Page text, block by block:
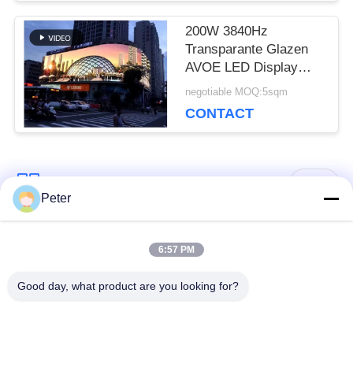
PRIVACYBELEID
200W 3840Hz
Transparante Glazen
AVOE LED Display
Buitengordijn
negotiable MOQ:5sqm
CONTACT
populaire categorieën
Binnen vaste LED -
Peter
6:57 PM
Good day, what product are you looking for?